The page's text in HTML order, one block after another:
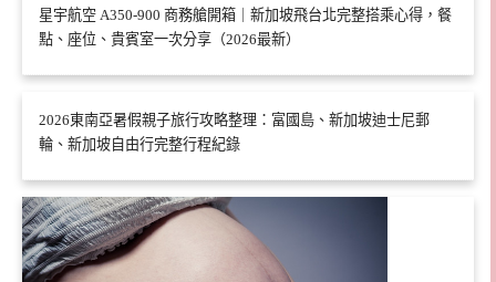
星宇航空 A350-900 商務艙開箱｜新加坡飛台北完整搭乘心得，餐
點、座位、貴賓室一次分享（2026最新）
2026東南亞暑假親子旅行攻略整理：富國島、新加坡迪士尼郵
輪、新加坡自由行完整行程紀錄